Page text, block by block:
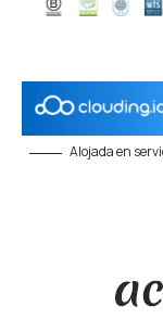
Alojada en